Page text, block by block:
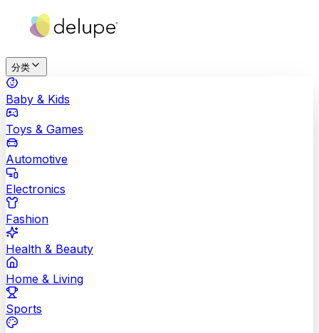
分类
Baby & Kids
Toys & Games
Automotive
Electronics
Fashion
Health & Beauty
Home & Living
Sports